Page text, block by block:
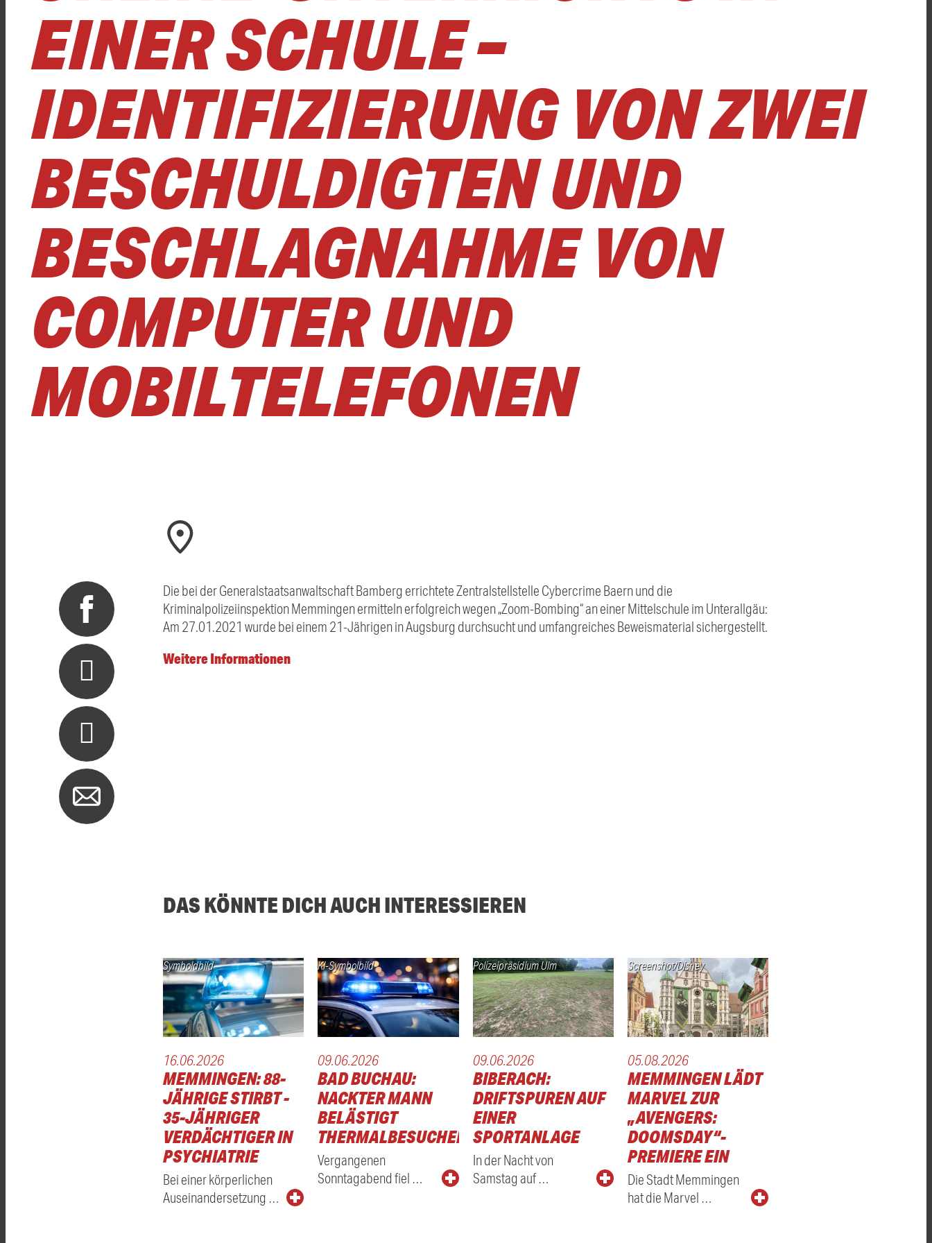
EINER SCHULE –
IDENTIFIZIERUNG VON ZWEI
BESCHULDIGTEN UND
BESCHLAGNAHME VON
COMPUTER UND
MOBILTELEFONEN
Die bei der Generalstaatsanwaltschaft Bamberg errichtete Zentralstellstelle Cybercrime Baern und die
Kriminalpolizeiinspektion Memmingen ermitteln erfolgreich wegen „Zoom-Bombing“ an einer Mittelschule im Unterallgäu:
Am 27.01.2021 wurde bei einem 21-Jährigen in Augsburg durchsucht und umfangreiches Beweismaterial sichergestellt.
Weitere Informationen
DAS KÖNNTE DICH AUCH INTERESSIEREN
Symboldbild
16.06.2026
MEMMINGEN: 88-
JÄHRIGE STIRBT -
35-JÄHRIGER
VERDÄCHTIGER IN
PSYCHIATRIE
Bei einer körperlichen
Auseinandersetzung …
KI-Symbolbild
09.06.2026
BAD BUCHAU:
NACKTER MANN
BELÄSTIGT
THERMALBESUCHER
Vergangenen
Sonntagabend fiel …
Polizeipräsidium Ulm
09.06.2026
BIBERACH:
DRIFTSPUREN AUF
EINER
SPORTANLAGE
In der Nacht von
Samstag auf …
Screenshot/Disney
05.08.2026
MEMMINGEN LÄDT
MARVEL ZUR
„AVENGERS:
DOOMSDAY“-
PREMIERE EIN
Die Stadt Memmingen
hat die Marvel …